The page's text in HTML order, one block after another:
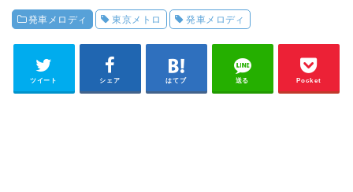
発車メロディ 東京メトロ 発車メロディ
ツイート シェア はてブ 送る Pocket